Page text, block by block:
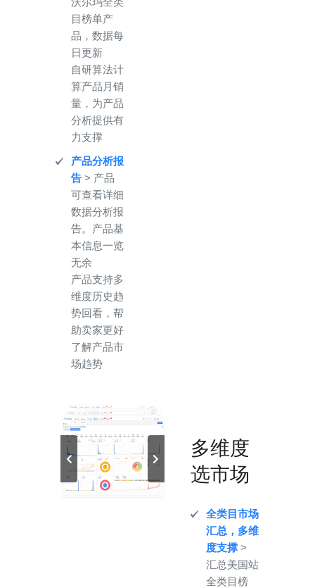
目榜单产
品，数据每
日更新
自研算法计
算产品月销
量，为产品
分析提供有
力支撑
产品分析报
告 > 产品
可查看详细
数据分析报
告。产品基
本信息一览
无余
产品支持多
维度历史趋
势回看，帮
助卖家更好
了解产品市
场趋势
多维度
选市场
全类目市场
汇总，多维
度支撑>
汇总美国站
全类目榜